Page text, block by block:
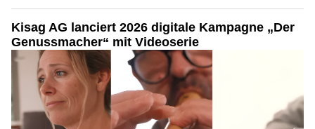
Kisag AG lanciert 2026 digitale Kampagne „Der
Genussmacher“ mit Videoserie